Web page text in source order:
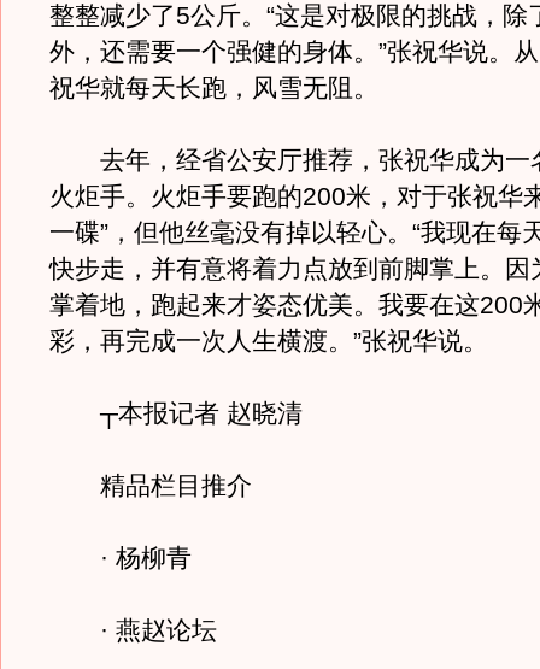
整整减少了5公斤。“这是对极限的挑战，除
外，还需要一个强健的身体。”张祝华说。
祝华就每天长跑，风雪无阻。
去年，经省公安厅推荐，张祝华成为一
火炬手。火炬手要跑的200米，对于张祝华
一碟”，但他丝毫没有掉以轻心。“我现在每
快步走，并有意将着力点放到前脚掌上。因
掌着地，跑起来才姿态优美。我要在这200
彩，再完成一次人生横渡。”张祝华说。
┬本报记者 赵晓清
精品栏目推介
· 杨柳青
· 燕赵论坛